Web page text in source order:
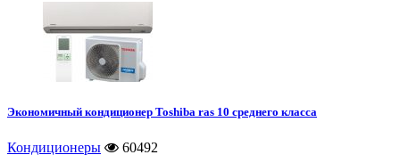
Экономичный кондиционер Toshiba ras 10 среднего класса
Кондиционеры 60492